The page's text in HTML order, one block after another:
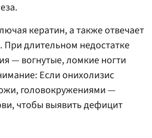
кератин, а также отвечает
длительном недостатке
— вогнутые, ломкие ногти
Если онихолизис
головокружениями —
чтобы выявить дефицит